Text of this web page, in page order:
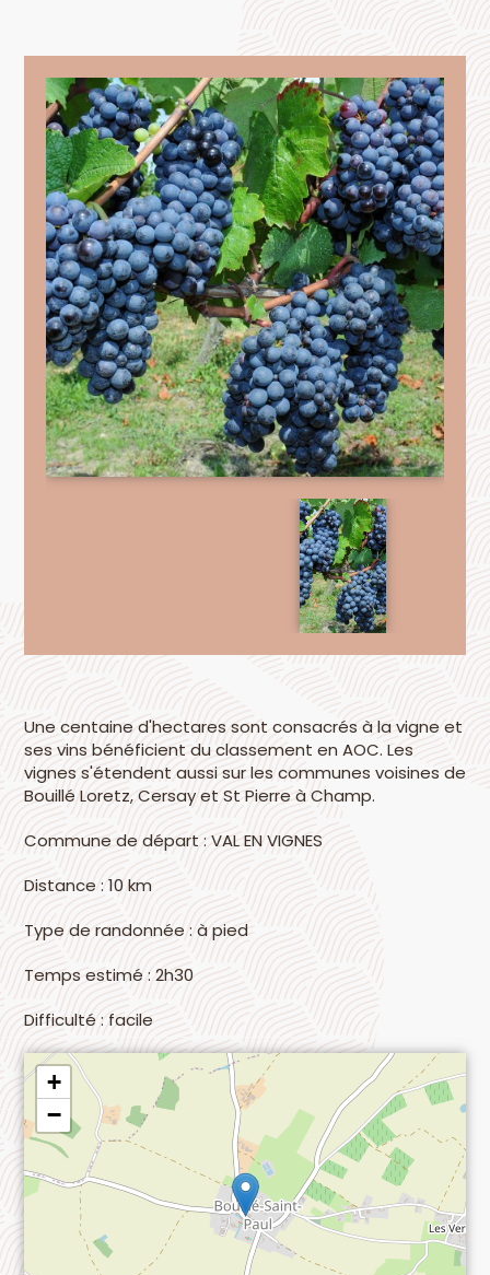
Une centaine d'hectares sont consacrés à la vigne et
ses vins bénéficient du classement en AOC. Les
vignes s'étendent aussi sur les communes voisines de
Bouillé Loretz, Cersay et St Pierre à Champ.
Commune de départ : VAL EN VIGNES
Distance : 10 km
Type de randonnée : à pied
Temps estimé : 2h30
Difficulté : facile
+
−